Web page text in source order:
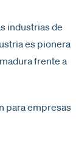
industrias de
es pionera
frente a
para empresas